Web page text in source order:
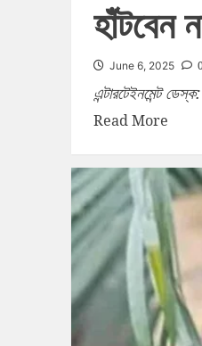
হাঁটবেন
June 6, 2025
এন্টারটেইনমেন্ট
Read More